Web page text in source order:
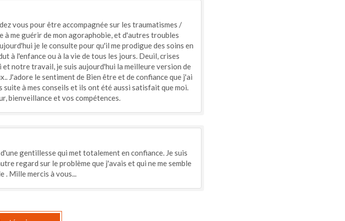
vous pour être accompagnée sur les traumatismes /
à me guérir de mon agoraphobie, et d'autres troubles
je le consulte pour qu'il me prodigue des soins en
à l'enfance ou à la vie de tous les jours. Deuil, crises
notre travail, je suis aujourd'hui la meilleure version de
J'adore le sentiment de Bien être et de confiance que j'ai
suite à mes conseils et ils ont été aussi satisfait que moi.
bienveillance et vos compétences.
gentillesse qui met totalement en confiance. Je suis
regard sur le problème que j'avais et qui ne me semble
. Mille mercis à vous...